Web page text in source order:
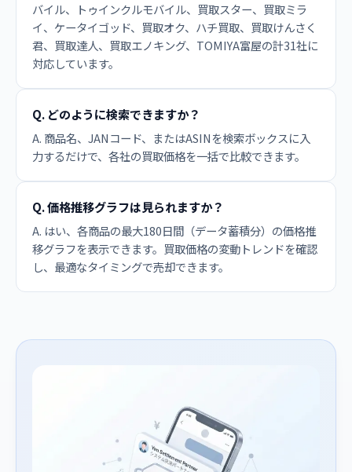
バイル、トゥインクルモバイル、買取スター、買取ミラ
イ、ケータイゴッド、買取オク、ハチ買取、買取けんさく
君、買取達人、買取エノキング、TOMIYA富屋の計31社に
対応しています。
Q. どのように検索できますか？
A. 商品名、JANコード、またはASINを検索ボックスに入
力するだけで、各社の買取価格を一括で比較できます。
Q. 価格推移グラフは見られますか？
A. はい、各商品の最大180日間（データ蓄積分）の価格推
移グラフを表示できます。買取価格の変動トレンドを確認
し、最適なタイミングで売却できます。